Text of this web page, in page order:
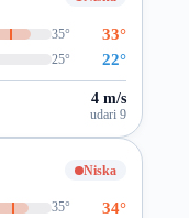
35° 33°
25° 22°
4 m/s
udari 9
Niska
35° 34°